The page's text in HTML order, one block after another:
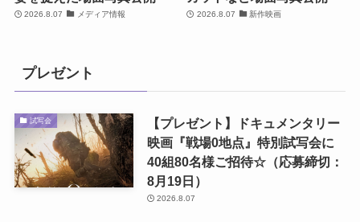
2026.8.07 メディア情報 2026.8.07 新作映画
プレゼント
試写会
【プレゼント】ドキュメンタリー
映画『戦場0地点』特別試写会に
40組80名様ご招待☆（応募締切：
8月19日）
2026.8.07